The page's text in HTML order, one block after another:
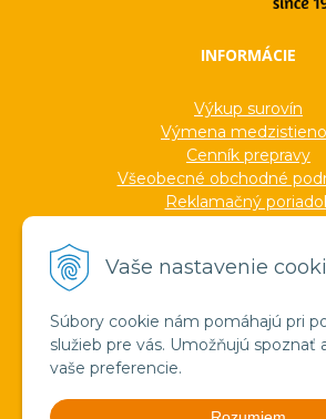
Vaše nastavenie
Súbory cookie nám pomáhajú pri
služieb pre vás. Umožňujú spoznať
vaše preferencie.
INFORMÁCIE
Výkup surovín
Výmena
Cenník prepravy
Všeobecné obchodné
Reklamačný
Formuláre
Ocenenia
Veľkoobchod
Verejné obstarávanie
Pravda o medzistienkach a